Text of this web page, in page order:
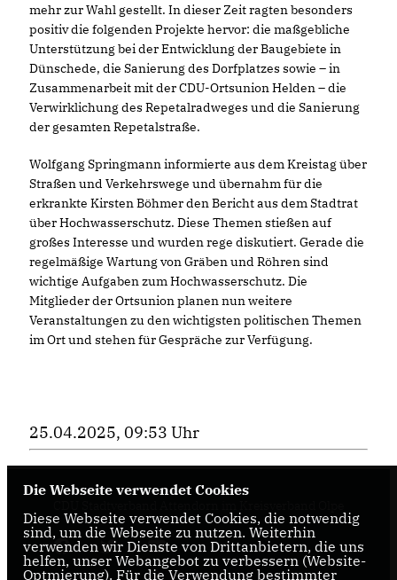
mehr zur Wahl gestellt. In dieser Zeit ragten besonders
positiv die folgenden Projekte hervor: die maßgebliche
Unterstützung bei der Entwicklung der Baugebiete in
Dünschede, die Sanierung des Dorfplatzes sowie – in
Zusammenarbeit mit der CDU-Ortsunion Helden – die
Verwirklichung des Repetalradweges und die Sanierung
der gesamten Repetalstraße.
Wolfgang Springmann informierte aus dem Kreistag über
Straßen und Verkehrswege und übernahm für die
erkrankte Kirsten Böhmer den Bericht aus dem Stadtrat
über Hochwasserschutz. Diese Themen stießen auf
großes Interesse und wurden rege diskutiert. Gerade die
regelmäßige Wartung von Gräben und Röhren sind
wichtige Aufgaben zum Hochwasserschutz. Die
Mitglieder der Ortsunion planen nun weitere
Veranstaltungen zu den wichtigsten politischen Themen
im Ort und stehen für Gespräche zur Verfügung.
25.04.2025, 09:53 Uhr
Die Webseite verwendet Cookies
Diese Webseite verwendet Cookies, die notwendig
sind, um die Webseite zu nutzen. Weiterhin
verwenden wir Dienste von Drittanbietern, die uns
helfen, unser Webangebot zu verbessern (Website-
Optmierung). Für die Verwendung bestimmter